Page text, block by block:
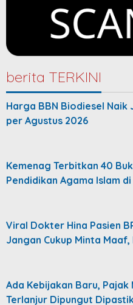
berita TERKINI
Harga BBN Biodiesel Naik
per Agustus 2026
Kemenag Terbitkan 40
Pendidikan Agama Islam
Viral Dokter Hina Pasien
Jangan Cukup Minta Maaf,
Ada Kebijakan Baru,
Terlanjur Dipungut